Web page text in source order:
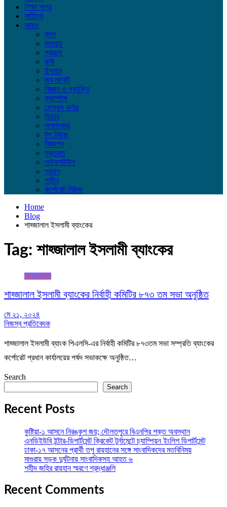
শিক্ষা সাগর
সাহিত্য
আরও
ব্লগ
জলবায়ু
প্রচ্ছদ
কৃষি
ইসলাম
জব মার্কেট
বিজ্ঞান ও প্রযুক্তি
ক্যাম্পাস
ফেসবুক কর্নার
ফিচার
সাক্ষাৎকার
টপ নিউজ
বিজ্ঞাপন
মুক্তমত
লাইফস্টাইল
প্রবাস
পর্যটন
কর্পোরেট নিউজ
Home
Blog
শাহ্জালাল ইসলামী ব্যাংকের
Tag: শাহ্জালাল ইসলামী ব্যাংকের
অর্থ ও বাণিজ্য
শাহ্জালাল ইসলামী ব্যাংকের নির্বাহী কমিটির ৮৭৩ তম সভা অনুষ্ঠিত
মে ২১, ২০২৪
নিজস্ব প্রতিবেদক
শাহ্জালাল ইসলামী ব্যাংক পিএলসি-এর নির্বাহী কমিটির ৮৭৩তম সভা সম্প্রতি ব্যাংকের
কর্পোরেট প্রধান কার্যালয়ের পর্ষদ সভাকক্ষে অনুষ্ঠিত…
Search
Search
Recent Posts
কুষ্টিয়া-১ আসনে নিরঙ্কুশ জয়; দৌলতপুরে বিএনপির শক্ত অবস্থান
এনডিইউবি ইন্টার-ডিপার্টমেন্ট ক্রিকেট টুর্নামেন্টে চ্যাম্পিয়ন ইংলিশ ডিপার্টমেন্ট
ঢাকা-১৭ আসনের প্রার্থী তপু রায়হানের সঙ্গে সাংবাদিকদের মতবিনিময়
মাগুরায় সড়ক দুর্ঘটনায় সাংবাদিকসহ আহত ৬
শহীদ জহির রায়হান স্মরণে শ্রদ্ধাঞ্জলি
Recent Comments